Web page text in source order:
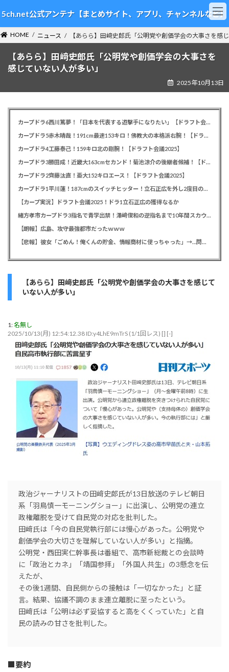
ン
テ
ン
ツ
ビ
ゲ
ー
シ
5ch.net公式アンテナ【まとめサイト、アプリ、チャンネルなど】
HOME ニュース 【あらら】田﨑史郎氏「公明党や創価学会の大事さを感
【あらら】田﨑史郎氏「公明党や創価学会の大事さを
感じていない人が多い」
2025年10月13日
カープドラ6西川篤夢！「日本を代表する遊撃手になりたい」【ドラフト会議2025】
カープドラ5赤木晴哉！191cm最速153キロ！佛教大の本格派右腕！【ドラフト会議2025】
カープドラ4工藤泰己！159キロ北の剛腕！【ドラフト会議2025】
カープドラ3勝田成！近畿大163cmセカンド！菊池涼介の後継者候補！【ドラフト会議2025】
カープドラ2齊藤汰直！亜大152キロエース！【ドラフト会議2025】
カープドラ1平川蓮！187cmのスイッチヒッター！立石正広を外し2度目の重複も新井監督がクジを引き当てる！【ドラフト会議2025】
【カープ実況】ドラフト会議2025！ドラ1立石正広の獲得なるか
緒方孝市カープドラ3指名で青学出禁！澤﨑俊和の逆指名まで10年間スカウト出禁
【朗報】広島、攻守最強都市だったｗｗｗ
【悲報】彼女「ごめん！俺くんの貯金、情報商材に使っちゃった」→…問い詰めたらギャン泣きされたんだが俺が悪いのか？
【あらら】田﨑史郎氏「公明党や創価学会の大事さを感じて
いない人が多い」
1:名無し
2025/10/13(月) 12:54:12.38 ID:y4LhE9mTrS (1/1回レス) [] [-]
政治ジャーナリストの田﨑史郎氏が13日放送のテレビ朝日
系「羽鳥慎一モーニングショー」に出演し、公明党の連立
政権離脱を受けて自民党の対応を批判した。
田﨑氏は「今の自民党執行部には慢心があった。公明党や
創価学会の大切さを理解していない人が多い」と指摘。
公明党・西田実仁幹事長は番組で、高市新総裁との会談時
に「政治とカネ」「靖国参拝」「外国人共生」の3懸念を伝
えたが、
その後1週間、自民側からの接触は「一切なかった」と証
言。結果、協議不調のまま連立離脱に至ったという。
田﨑氏は「公明は必ず妥協すると高をくくっていた」と自
民の読みの甘さを批判した。
■要約